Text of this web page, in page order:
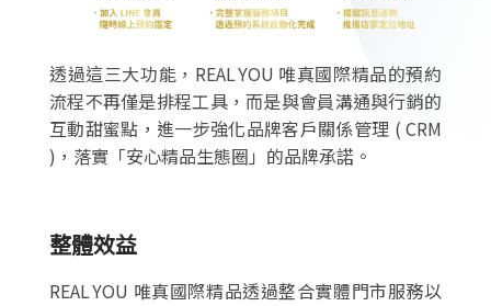
透過這三大功能，REAL YOU 唯真國際精品的預約
流程不再僅是排程工具，而是與會員溝通與行銷的
互動甜蜜點，進一步強化品牌客戶關係管理 ( CRM
)，落實「安心精品生態圈」的品牌承諾。
整體效益
REAL YOU 唯真國際精品透過整合實體門市服務以